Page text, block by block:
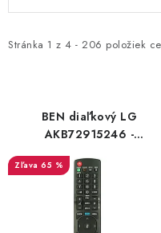
Kontakty Doprava a platba
i
d
u
Stránka 1 z 4 - 206 položiek
e
r
o
BEN diaľkový LG
AKB72915246 -
neoriginálny
65 %